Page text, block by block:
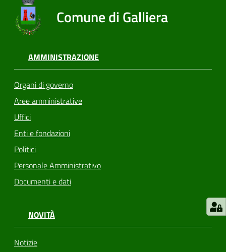
Comune di Galliera
AMMINISTRAZIONE
Organi di governo
Aree amministrative
Uffici
Enti e fondazioni
Politici
Personale Amministrativo
Documenti e dati
NOVITÀ
Notizie